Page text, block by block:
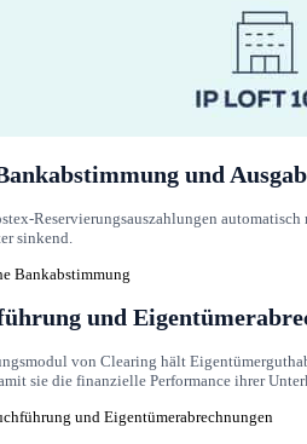
und
Reservierungsauszahlungen
sinkend.
und
von Clearing hält
sie die finanzielle Performance ihrer